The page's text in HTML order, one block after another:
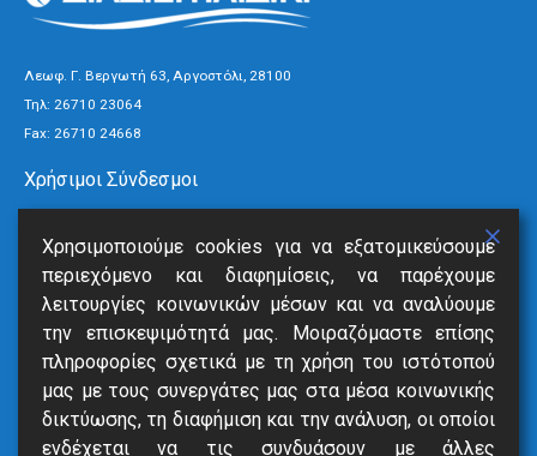
Λεωφ. Γ. Βεργωτή 63, Αργοστόλι, 28100
Τηλ: 26710 23064
Fax: 26710 24668
Χρήσιμοι Σύνδεσμοι
Ανακοινώσεις
Νέα
Επικοινωνία
Υπηρεσίες
SmartVille
Χρησιμοποιούμε cookies για να εξατομικεύσουμε
περιεχόμενο και διαφημίσεις, να παρέχουμε
λειτουργίες κοινωνικών μέσων και να αναλύουμε
την επισκεψιμότητά μας. Μοιραζόμαστε επίσης
πληροφορίες σχετικά με τη χρήση του ιστότοπού
μας με τους συνεργάτες μας στα μέσα κοινωνικής
δικτύωσης, τη διαφήμιση και την ανάλυση, οι οποίοι
ενδέχεται να τις συνδυάσουν με άλλες